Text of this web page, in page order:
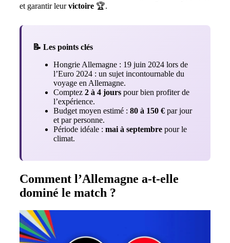
et garantir leurvictoire 🏆.
📝 Les points clés
Hongrie Allemagne : 19 juin 2024 lors de
l’Euro 2024 : un sujet incontournable du
voyage en Allemagne.
Comptez 2 à 4 jours pour bien profiter de
l’expérience.
Budget moyen estimé : 80 à 150 € par jour
et par personne.
Période idéale : mai à septembre pour le
climat.
Comment l’Allemagne a-t-elle
dominé le match ?